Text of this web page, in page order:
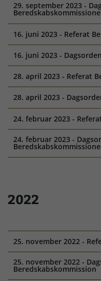
29. september 2023 -
16. juni 2023 - Referat
16. juni 2023 -
28. april 2023 - Referat
28. april 2023 -
24. februar 2023 -
24. februar 2023 -
2022
25. november 2022 -
25. november 2022 -
Beredskabskommission